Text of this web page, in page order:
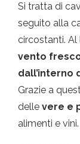
Si tratta di
seguito alla
circostanti.
vento
dall’interno
Grazie a
delle vere e
alimenti e vini.